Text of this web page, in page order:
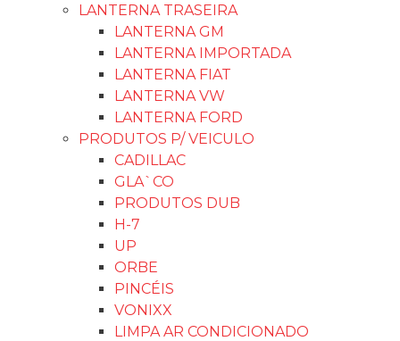
LANTERNA TRASEIRA
LANTERNA GM
LANTERNA IMPORTADA
LANTERNA FIAT
LANTERNA VW
LANTERNA FORD
PRODUTOS P/ VEICULO
CADILLAC
GLA`CO
PRODUTOS DUB
H-7
UP
ORBE
PINCÉIS
VONIXX
LIMPA AR CONDICIONADO